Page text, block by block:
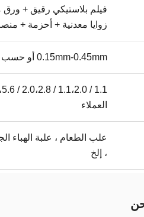
فيلم بلاستيكي رقيق +
زوايا معدنية + أحزمة +
0.15mm-0.45mm أو حسب الطلب
العملاء
، إلخ